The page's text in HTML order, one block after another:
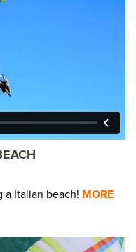
a Italian beach! MORE